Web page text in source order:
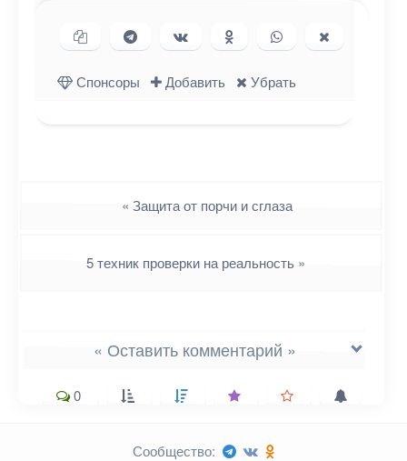
Копировать ссылку
Поделиться в Telegram
Поделиться ВКонтакте
Поделиться в
Одноклассниках
Поделиться в
WhatsApp
в X (Twitter)
Спонсоры
Добавить Убрать
« Защита от порчи и сглаза
5 техник проверки на реальность »
« Оставить комментарий »
0
Сообщество: